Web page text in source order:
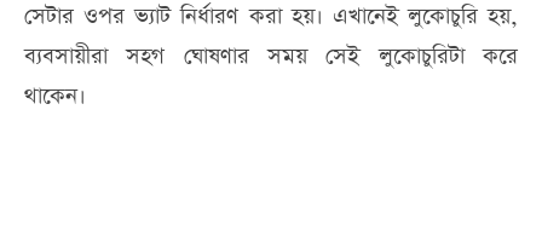
সেটার ওপর ভ্যাট নির্ধারণ করা হয়। এখানেই লুকোচুরি হয়,
ব্যবসায়ীরা সহগ ঘোষণার সময় সেই লুকোচুরিটা করে
থাকেন।